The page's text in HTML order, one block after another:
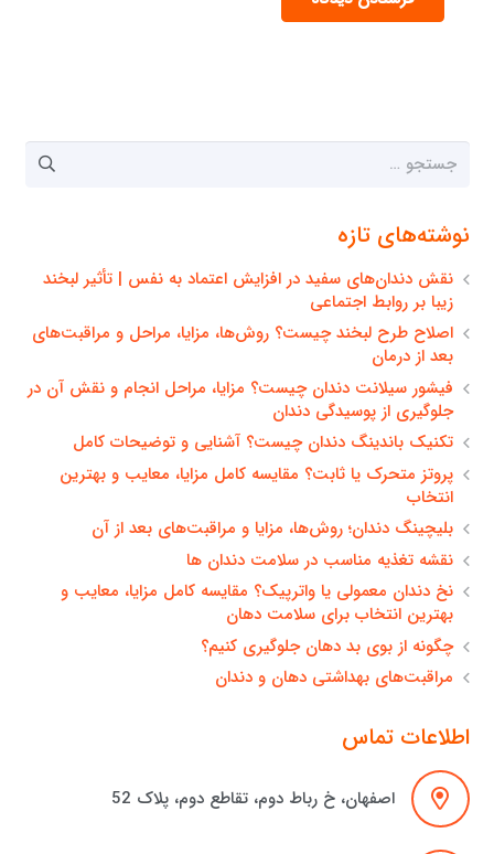
جستجو
نوشته‌های تازه
نقش دندان‌های سفید در افزایش اعتماد به نفس | تأثیر لبخند
زیبا بر روابط اجتماعی
اصلاح طرح لبخند چیست؟ روش‌ها، مزایا، مراحل و مراقبت‌های
بعد از درمان
فیشور سیلانت دندان چیست؟ مزایا، مراحل انجام و نقش آن در
جلوگیری از پوسیدگی دندان
تکنیک باندینگ دندان چیست؟ آشنایی و توضیحات کامل
پروتز متحرک یا ثابت؟ مقایسه کامل مزایا، معایب و بهترین
انتخاب
بلیچینگ دندان؛ روش‌ها، مزایا و مراقبت‌های بعد از آن
نقشه تغذیه مناسب در سلامت دندان ها
نخ دندان معمولی یا واترپیک؟ مقایسه کامل مزایا، معایب و
بهترین انتخاب برای سلامت دهان
چگونه از بوی بد دهان جلوگیری کنیم؟
مراقبت‌های بهداشتی دهان و دندان
اطلاعات تماس
اصفهان، خ رباط دوم، تقاطع دوم، پلاک 52